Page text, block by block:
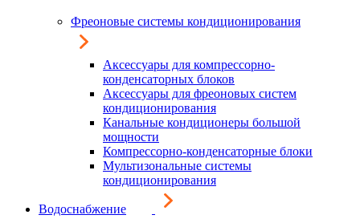
Фреоновые системы кондиционирования
Аксессуары для компрессорно-
конденсаторных блоков
Аксессуары для фреоновых систем
кондиционирования
Канальные кондиционеры большой
мощности
Компрессорно-конденсаторные блоки
Мультизональные системы
кондиционирования
Водоснабжение